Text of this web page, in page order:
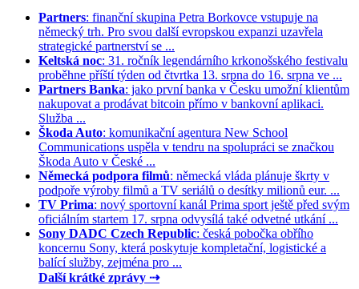
Partners: finanční skupina Petra Borkovce vstupuje na
německý trh. Pro svou další evropskou expanzi uzavřela
strategické partnerství se ...
Keltská noc: 31. ročník legendárního krkonošského festivalu
proběhne příští týden od čtvrtka 13. srpna do 16. srpna ve ...
Partners Banka: jako první banka v Česku umožní klientům
nakupovat a prodávat bitcoin přímo v bankovní aplikaci.
Služba ...
Škoda Auto: komunikační agentura New School
Communications uspěla v tendru na spolupráci se značkou
Škoda Auto v České ...
Německá podpora filmů: německá vláda plánuje škrty v
podpoře výroby filmů a TV seriálů o desítky milionů eur. ...
TV Prima: nový sportovní kanál Prima sport ještě před svým
oficiálním startem 17. srpna odvysílá také odvetné utkání ...
Sony DADC Czech Republic: česká pobočka obřího
koncernu Sony, která poskytuje kompletační, logistické a
balící služby, zejména pro ...
Další krátké zprávy ⇢